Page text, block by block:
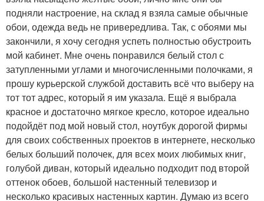
подняли настроение, на склад я взяла самые обычные
обои, одежда ведь не привередлива. Так, с обоями мы
закончили, я хочу сегодня успеть полностью обустроить
мой кабинет. Мне очень понравился белый стол с
затупленными углами и многочисленными полочками, я
прошу курьерской службой доставить всё что выберу на
тот тот адрес, который я им указала. Ещё я выбрала
красное и достаточно мягкое кресло, которое идеально
подойдёт под мой новый стол, ноутбук дорогой фирмы
для своих собственных проектов в интернете, несколько
белых больший полочек, для всех моих любимых книг,
голубой диван, который идеально подходит под второй
оттенок обоев, большой настенный телевизор и
несколько красивых настенных картин. Думаю из всего